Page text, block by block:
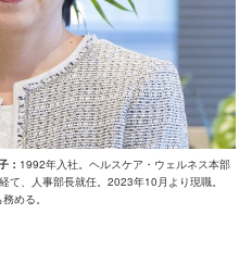
： 1992年入社。ヘルスケア・ウェルネス本部
て、人事部長就任。2023年10月より現職。
める。